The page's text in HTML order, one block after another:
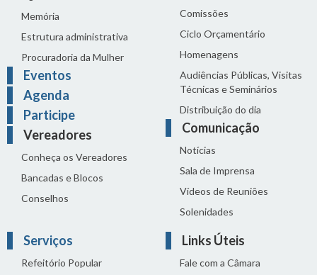
Memória
Estrutura administrativa
Procuradoria da Mulher
Eventos
Agenda
Participe
Vereadores
Conheça os Vereadores
Bancadas e Blocos
Conselhos
Comissões
Ciclo Orçamentário
Homenagens
Audiências Públicas, Visitas
Técnicas e Seminários
Distribuição do dia
Comunicação
Notícias
Sala de Imprensa
Vídeos de Reuniões
Solenidades
Serviços
Refeitório Popular
Links Úteis
Fale com a Câmara